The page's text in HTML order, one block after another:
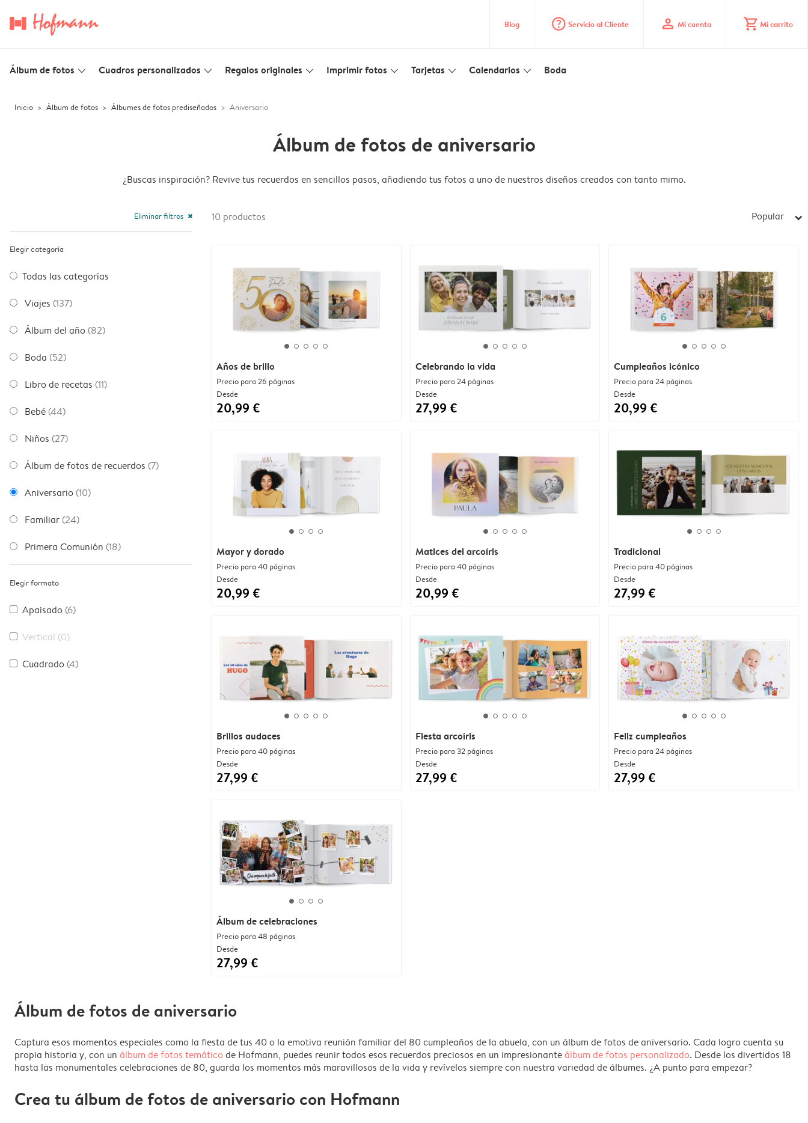
Blog question_mark_circle Servicio al Cliente profile Mi cuenta shopping_cart Mi carrito
Álbum de fotos slim_arrow_down Cuadros personalizados slim_arrow_down Regalos originales slim_arrow_down Imprimir fotos slim_arrow_down Tarjetas slim_arrow_down Calendarios slim_arrow_down Boda
Inicio Álbum de fotos Álbumes de fotos prediseñados Aniversario
Álbum de fotos de aniversario
¿Buscas inspiración? Revive tus recuerdos en sencillos pasos, añadiendo tus fotos a uno de nuestros diseños creados con tanto mimo.
Elegir categoría
Eliminar filtros close
Todas las categorías
Viajes (137)
Álbum del año (82)
Boda (52)
Libro de recetas (11)
Bebé (44)
Niños (27)
Álbum de fotos de recuerdos (7)
Aniversario (10)
Familiar (24)
Primera Comunión (18)
Elegir formato
Apaisado (6)
Vertical (0)
Cuadrado (4)
10 productos Popular arrow_right
Años de brillo
Precio para 26 páginas
Desde
20,99 €
Celebrando la vida
Precio para 24 páginas
Desde
27,99 €
Cumpleaños icónico
Precio para 24 páginas
Desde
20,99 €
Matices del arcoíris
Precio para 40 páginas
Desde
20,99 €
Mayor y dorado
Precio para 40 páginas
Desde
20,99 €
Brillos audaces
Precio para 40 páginas
Desde
27,99 €
Tradicional
Precio para 40 páginas
Desde
27,99 €
Álbum de celebraciones
Precio para 48 páginas
Desde
27,99 €
Fiesta arcoíris
Precio para 32 páginas
Desde
27,99 €
Feliz cumpleaños
Precio para 24 páginas
Desde
27,99 €
Álbum de fotos de aniversario
Captura esos momentos especiales como la fiesta de tus 40 o la emotiva reunión familiar del 80 cumpleaños de la abuela, con un álbum de fotos de aniversario. Cada logro cuenta su
propia historia y, con un álbum de fotos temático de Hofmann, puedes reunir todos esos recuerdos preciosos en un impresionanteálbum de fotos personalizado. Desde los divertidos 18
hasta las monumentales celebraciones de 80, guarda los momentos más maravillosos de la vida y revívelos siempre con nuestra variedad de álbumes. ¿A punto para empezar?
Crea tu álbum de fotos de aniversario con Hofmann